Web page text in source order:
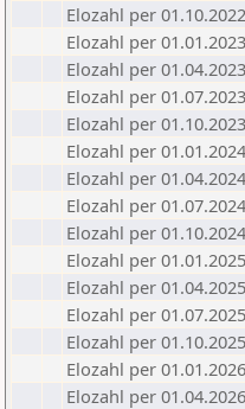
Elozahl per 01.10.2022
Elozahl per 01.01.2023
Elozahl per 01.04.2023
Elozahl per 01.07.2023
Elozahl per 01.10.2023
Elozahl per 01.01.2024
Elozahl per 01.04.2024
Elozahl per 01.07.2024
Elozahl per 01.10.2024
Elozahl per 01.01.2025
Elozahl per 01.04.2025
Elozahl per 01.07.2025
Elozahl per 01.10.2025
Elozahl per 01.01.2026
Elozahl per 01.04.2026